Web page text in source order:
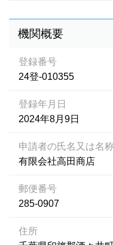
機関概要
登録番号
24登-010355
登録年月日
2024年8月9日
申請者の氏名又は名
有限会社高田商店
郵便番号
285-0907
住所